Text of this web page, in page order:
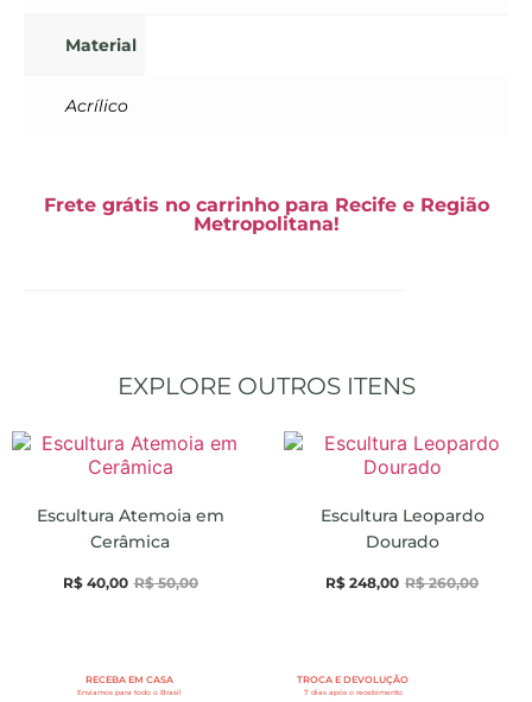
Material
Acrílico
Frete grátis no carrinho para Recife e Região
Metropolitana!
EXPLORE OUTROS ITENS
Escultura Atemoia em
Cerâmica
R$50,00
R$40,00
Escultura Leopardo
Dourado
R$260,00
R$ 248,00
RECEBA EM CASA
Enviamos para todo o Brasil
TROCA E DEVOLUÇÃO
7 dias após o recebimento